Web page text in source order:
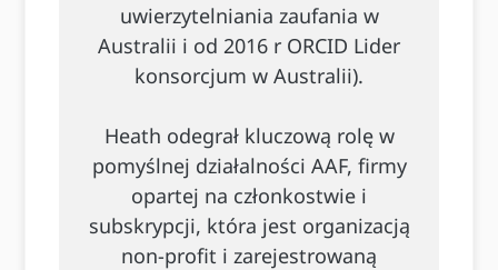
uwierzytelniania zaufania w
Australii i od 2016 r ORCID Lider
konsorcjum w Australii).
Heath odegrał kluczową rolę w
pomyślnej działalności AAF, firmy
opartej na członkostwie i
subskrypcji, która jest organizacją
non-profit i zarejestrowaną